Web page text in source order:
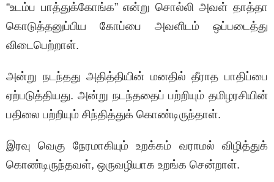
“உடம்ப பாத்துக்கோங்க” என்று சொல்லி அவள் தாத்தா
கொடுத்தனுப்பிய கோப்பை அவளிடம் ஒப்படைத்து
விடைபெற்றாள்.
அன்று நடந்தது அதித்தியின் மனதில் தீராத பாதிப்பை
ஏற்படுத்தியது. அன்று நடந்ததைப் பற்றியும் தமிழரசியின்
பதிலை பற்றியும் சிந்தித்துக் கொண்டிருந்தாள்‌.
இரவு வெகு நேரமாகியும் உறக்கம் வராமல் விழித்துக்
கொண்டிருந்தவள், ஒருவழியாக உறங்க சென்றாள்.